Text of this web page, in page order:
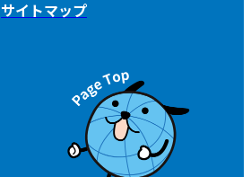
サイトマップ